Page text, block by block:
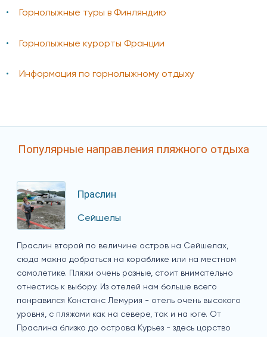
Горнолыжные туры в Финляндию
Горнолыжные курорты Франции
Информация по горнолыжному отдыху
Популярные направления пляжного отдыха
Праслин
Сейшелы
Праслин второй по величине остров на Сейшелах,
сюда можно добраться на кораблике или на местном
самолетике. Пляжи очень разные, стоит внимательно
отнестись к выбору. Из отелей нам больше всего
понравился Констанс Лемурия - отель очень высокого
уровня, с пляжами как на севере, так и на юге. От
Праслина близко до острова Курьез - здесь царство